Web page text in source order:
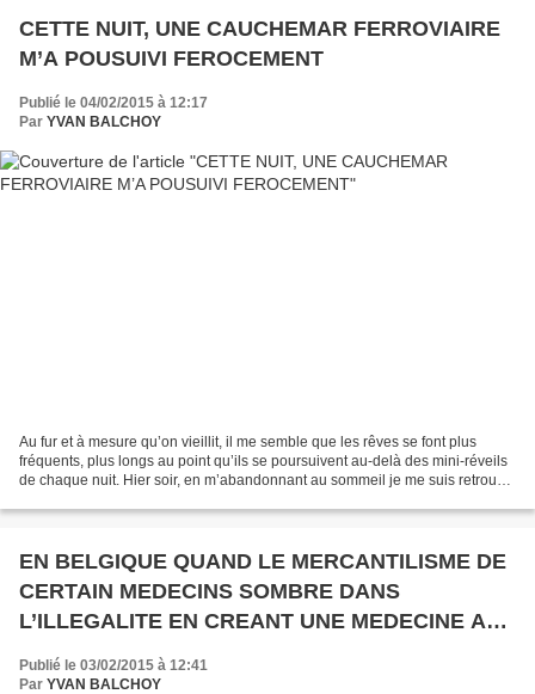
CETTE NUIT, UNE CAUCHEMAR FERROVIAIRE
M’A POUSUIVI FEROCEMENT
Publié le 04/02/2015 à 12:17
Par YVAN BALCHOY
Au fur et à mesure qu’on vieillit, il me semble que les rêves se font plus
fréquents, plus longs au point qu’ils se poursuivent au-delà des mini-réveils
de chaque nuit. Hier soir, en m’abandonnant au sommeil je me suis retrouvé,
EN BELGIQUE QUAND LE MERCANTILISME DE
CERTAIN MEDECINS SOMBRE DANS
L’ILLEGALITE EN CREANT UNE MEDECINE A
Publié le 03/02/2015 à 12:41
Par YVAN BALCHOY